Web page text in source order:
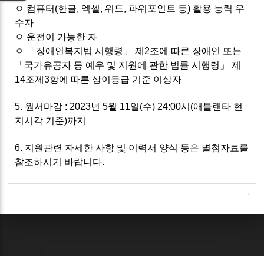
ㅇ 컴퓨터(한글, 엑셀, 워드, 파워포인트 등) 활용 능력 우
수자
ㅇ 운전이 가능한 자
ㅇ 「장애인복지법 시행령」 제2조에 따른 장애인 또는
「국가유공자 등 예우 및 지원에 관한 법률 시행령」 제
14조제3항에 따른 상이등급 기준 이상자
5. 원서마감 : 2023년 5월 11일(수) 24:00시(애틀랜타 현
지시각 기준)까지
6. 지원관련 자세한 사항 및 이력서 양식 등은 별첨자료를
참조하시기 바랍니다.